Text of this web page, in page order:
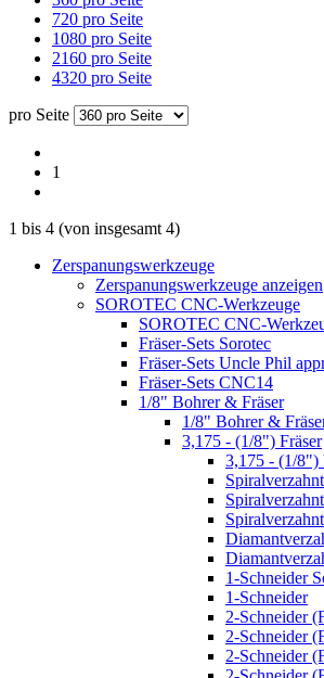
720 pro Seite
1080 pro Seite
2160 pro Seite
4320 pro Seite
pro Seite
1
1 bis 4 (von insgesamt 4)
Zerspanungswerkzeuge
Zerspanungswerkzeuge anzeigen
SOROTEC CNC-Werkzeuge
SOROTEC CNC-
Fräser-Sets Sorotec
Fräser-Sets Uncle Phil
Fräser-Sets CNC14
1/8" Bohrer & Fräser
1/8" Bohrer &
3,175 - (1/8") Fräser
3,175 - (1/8")
Spiralverzahnt
1-Schneider
1-Schneider
2-Schneider
2-Schneider
2-Schneider